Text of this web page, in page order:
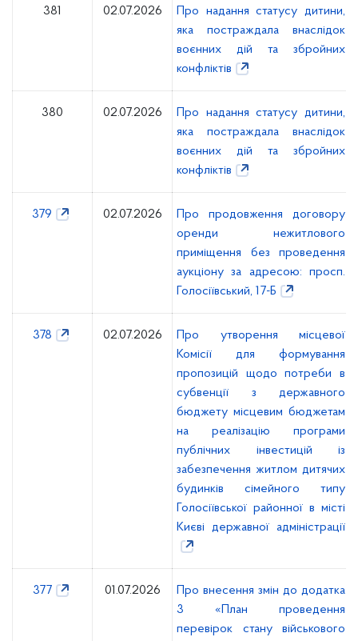
381 02.07.2026
Про надання статусу дитини,
яка постраждала внаслідок
воєнних дій та збройних
конфліктів
380 02.07.2026
Про надання статусу дитини,
яка постраждала внаслідок
воєнних дій та збройних
конфліктів
379 02.07.2026
Про продовження договору
оренди нежитлового
приміщення без проведення
аукціону за адресою: просп.
Голосіївський, 17-Б
378 02.07.2026
Про утворення місцевої
Комісії для формування
пропозицій щодо потреби в
субвенції з державного
бюджету місцевим бюджетам
на реалізацію програми
публічних інвестицій із
забезпечення житлом дитячих
будинків сімейного типу
Голосіївської районної в місті
Києві державної адміністрації
377 01.07.2026
Про внесення змін до додатка
3 «План проведення
перевірок стану військового